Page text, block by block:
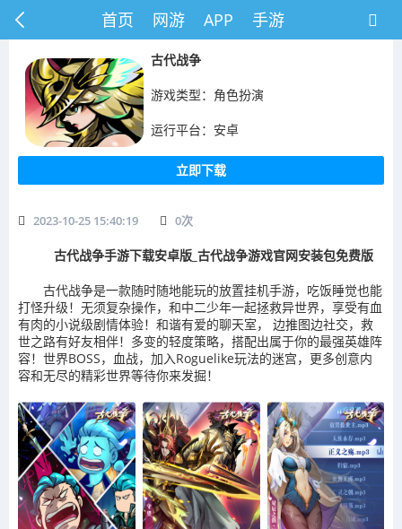
首页 网游 APP 手游
古代战争
游戏类型：角色扮演
运行平台：安卓
立即下载
2023-10-25 15:40:19 0次
古代战争手游下载安卓版_古代战争游戏官网安装包免费版
古代战争是一款随时随地能玩的放置挂机手游，吃饭睡觉也能
打怪升级！无须复杂操作，和中二少年一起拯救异世界，享受有血
有肉的小说级剧情体验！和谐有爱的聊天室， 边推图边社交，救
世之路有好友相伴！多变的轻度策略，搭配出属于你的最强英雄阵
容！世界BOSS，血战，加入Roguelike玩法的迷宫，更多创意内
容和无尽的精彩世界等待你来发掘！